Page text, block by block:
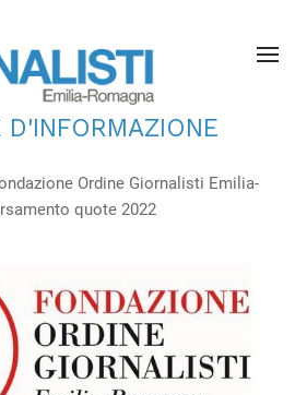
D'INFORMAZIONE
Ordine Giornalisti Emilia-
quote 2022